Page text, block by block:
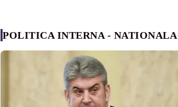
POLITICA INTERNA - NATIONALA